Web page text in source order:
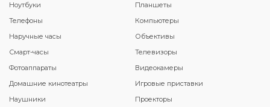
Ноутбуки
Планшеты
Телефоны
Компьютеры
Наручные часы
Объективы
Смарт-часы
Телевизоры
Фотоаппараты
Видеокамеры
Домашние кинотеатры
Игровые приставки
Наушники
Проекторы